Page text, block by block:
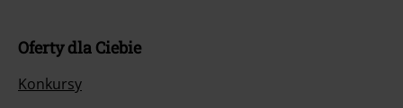
Oferty dla Ciebie
Konkursy